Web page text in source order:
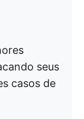
seus
casos de